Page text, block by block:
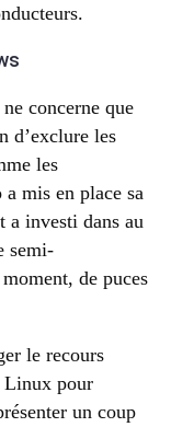
concerne que
d’exclure les
les
mis en place sa
a investi dans au
semi-
de puces
le recours
Linux pour
un coup